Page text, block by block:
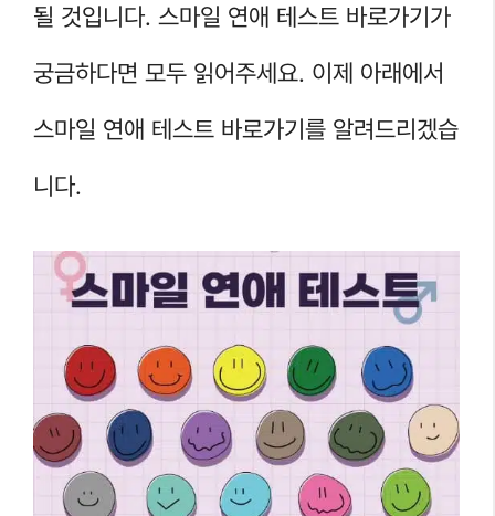
될 것입니다. 스마일 연애 테스트 바로가기가
궁금하다면 모두 읽어주세요. 이제 아래에서
스마일 연애 테스트 바로가기를 알려드리겠습
니다.